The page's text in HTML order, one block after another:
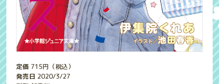
定価 715円（税込）
発売日 2020/3/27